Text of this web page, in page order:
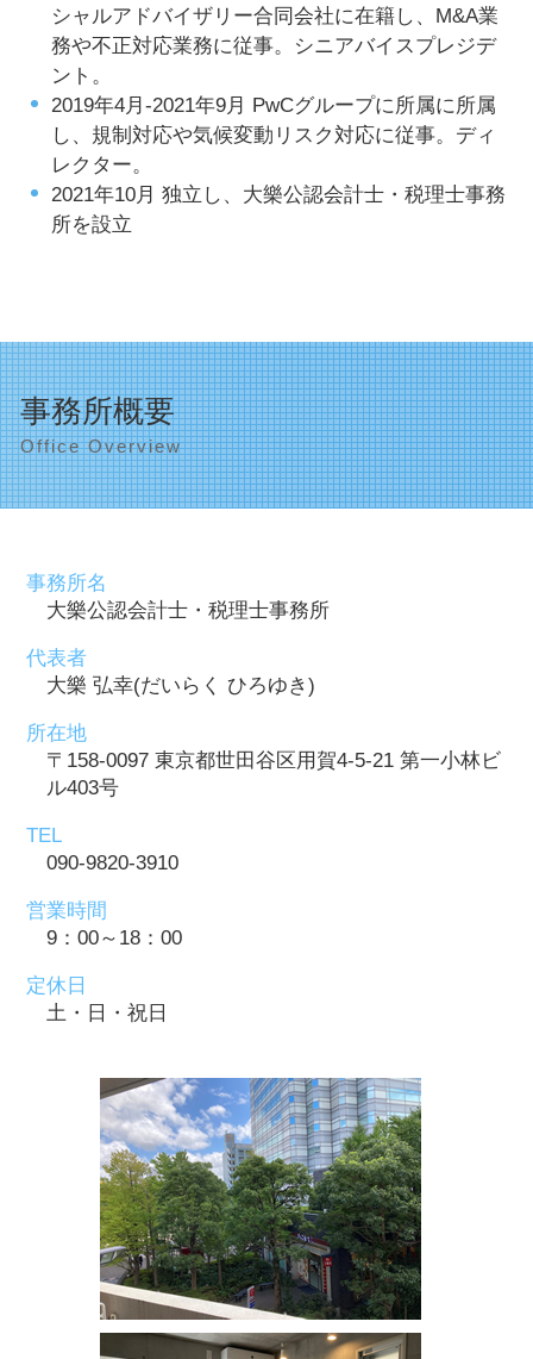
シャルアドバイザリー合同会社に在籍し、M&A業
務や不正対応業務に従事。シニアバイスプレジデ
ント。
2019年4月-2021年9月 PwCグループに所属に所属
し、規制対応や気候変動リスク対応に従事。ディ
レクター。
2021年10月 独立し、大樂公認会計士・税理士事務
所を設立
事務所概要
Office Overview
事務所名
大樂公認会計士・税理士事務所
代表者
大樂 弘幸(だいらく ひろゆき)
所在地
〒158-0097 東京都世田谷区用賀4-5-21 第一小林ビ
ル403号
TEL
090-9820-3910
営業時間
9：00～18：00
定休日
土・日・祝日